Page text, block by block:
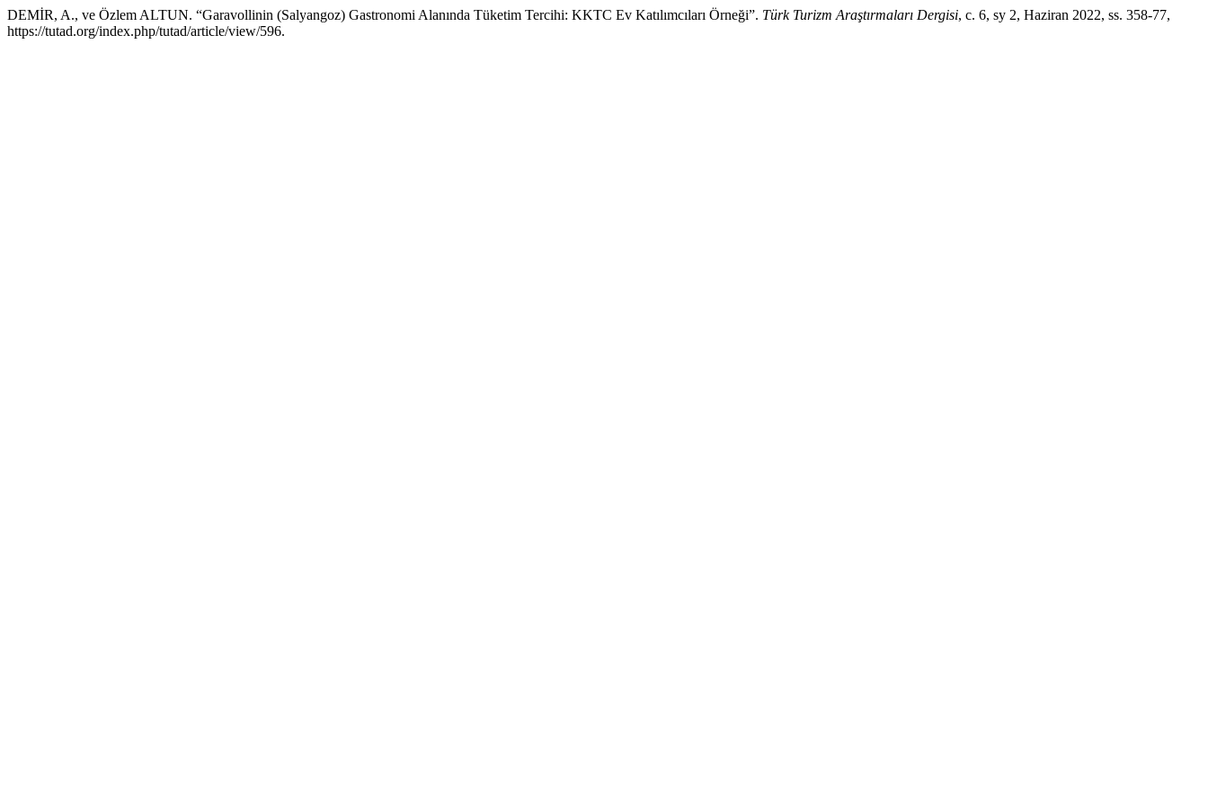
DEMİR, A., ve Özlem ALTUN. “Garavollinin (Salyangoz) Gastronomi Alanında Tüketim Tercihi: KKTC Ev Katılımcıları Örneği”. Türk Turizm Araştırmaları Dergisi, c. 6, sy 2, Haziran 2022, ss. 358-77,
https://tutad.org/index.php/tutad/article/view/596.